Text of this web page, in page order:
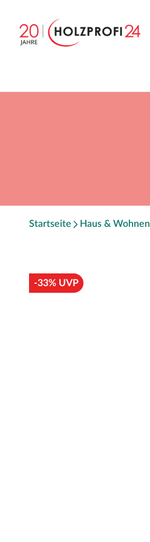
Startseite Haus & Wohnen
-33% UVP